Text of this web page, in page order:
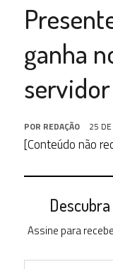
ganha
servidor
POR REDAÇÃO 25
[Conteúdo não
Assine para
Digite seu e-mail…